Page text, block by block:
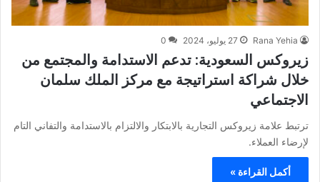
Rana Yehia 27 يوليو، 2024 0
زيروكس السعودية: تدعم الاستدامة والمجتمع من
خلال شراكة استراتيجة مع مركز الملك سلمان
الاجتماعي
ترتبط علامة زيروكس التجارية بالابتكار والالتزام بالاستدامة والتفاني التام
لإرضاء العملاء.
أكمل القراءة »